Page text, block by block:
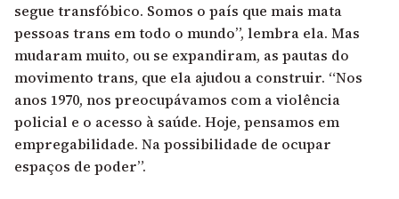
segue transfóbico. Somos o país que mais mata
pessoas trans em todo o mundo”, lembra ela. Mas
mudaram muito, ou se expandiram, as pautas do
movimento trans, que ela ajudou a construir. “Nos
anos 1970, nos preocupávamos com a violência
policial e o acesso à saúde. Hoje, pensamos em
empregabilidade. Na possibilidade de ocupar
espaços de poder”.